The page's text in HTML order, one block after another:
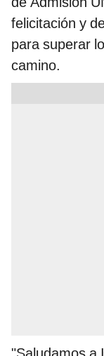
felicitación y
para superar
camino.